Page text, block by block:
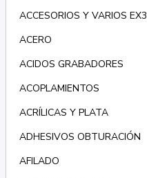
ACCESORIOS Y VARIOS EX3
ACERO
ACIDOS GRABADORES
ACOPLAMIENTOS
ACRÍLICAS Y PLATA
ADHESIVOS OBTURACIÓN
AFILADO